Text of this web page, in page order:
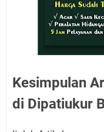
Kesimpulan
di Dipatiukur